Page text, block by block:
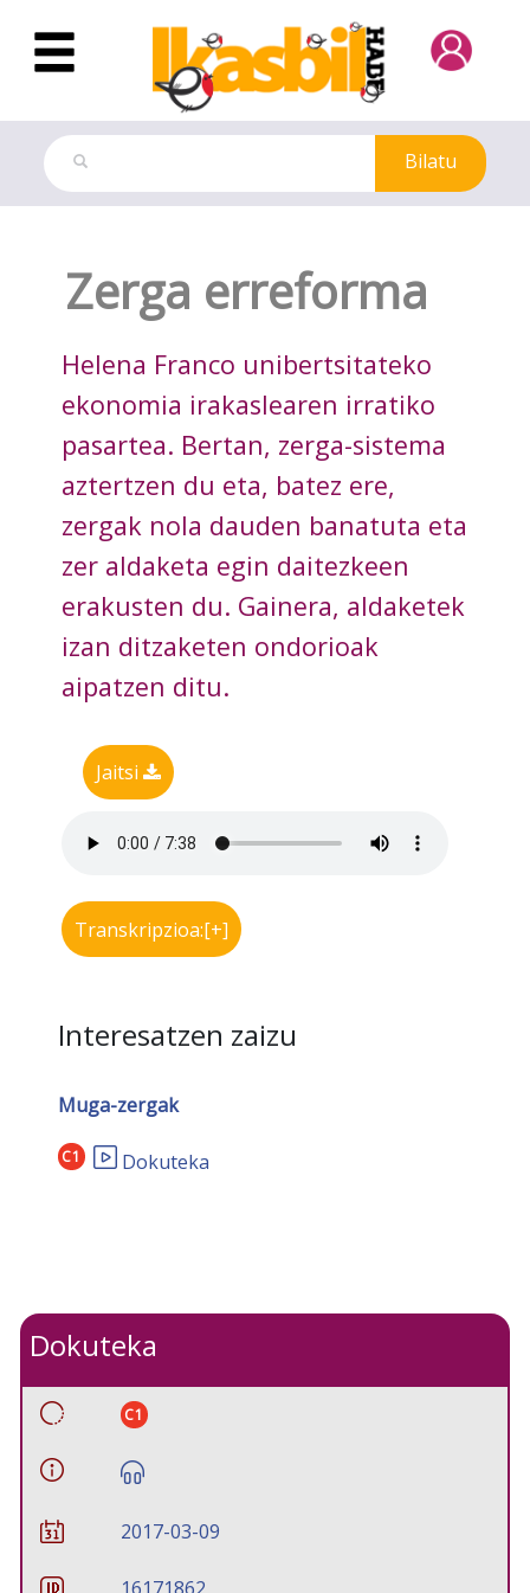
Eduki nagusira joan
Bilatu
Zerga erreforma
Helena Franco unibertsitateko
ekonomia irakaslearen irratiko
pasartea. Bertan, zerga-sistema
aztertzen du eta, batez ere,
zergak nola dauden banatuta eta
zer aldaketa egin daitezkeen
erakusten du. Gainera, aldaketek
izan ditzaketen ondorioak
aipatzen ditu.
Jaitsi
Transkripzioa:[+]
Interesatzen zaizu
Muga-zergak
C1 Dokuteka
Dokuteka
C1
2017-03-09
16171862